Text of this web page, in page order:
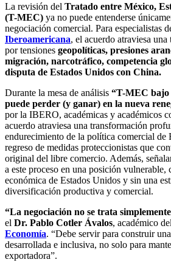
La revisión del Tratado entre México,
(T-MEC) ya no puede entenderse
negociación comercial. Para especialistas
Iberoamericana, el acuerdo atraviesa
por tensiones geopolíticas, presiones
migración, narcotráfico, competencia
disputa de Estados Unidos con China.
Durante la mesa de análisis “T-MEC bajo
puede perder (y ganar) en la nueva
por la IBERO, académicas y académicos
acuerdo atraviesa una transformación
endurecimiento de la política comercial de
regreso de medidas proteccionistas que
original del libre comercio. Además,
a este proceso en una posición vulnerable,
económica de Estados Unidos y sin una
diversificación productiva y comercial.
“La negociación no se trata
el Dr. Pablo Cotler Ávalos, académico del
Economía. “Debe servir para construir
desarrollada e inclusiva, no solo para
exportadora”.